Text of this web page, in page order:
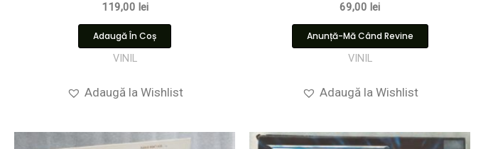
119,00 lei
Adaugă În Coș
VINIL
Adaugă la Wishlist
69,00 lei
Anunță-Mă Când Revine
VINIL
Adaugă la Wishlist